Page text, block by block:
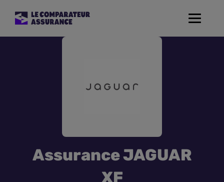
Toggle
Assurance Habitation
Assurance de prêt
Assurance JAGUAR
XF